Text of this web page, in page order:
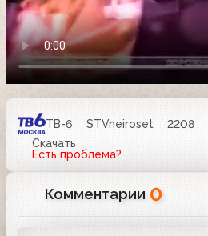
ТВ-6 STVneiroset 2208
Скачать
Есть проблема?
Комментарии 0